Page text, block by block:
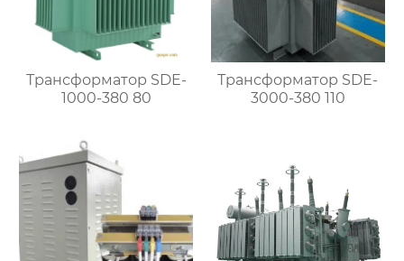
Трансформатор SDE-
1000-380 80
Трансформатор SDE-
3000-380 110